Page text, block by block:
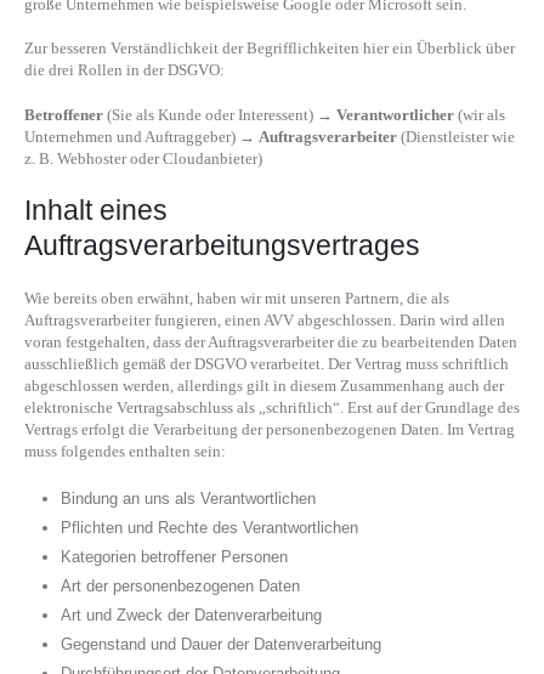
große Unternehmen wie beispielsweise Google oder Microsoft sein.
Zur besseren Verständlichkeit der Begrifflichkeiten hier ein Überblick über
die drei Rollen in der DSGVO:
Betroffener (Sie als Kunde oder Interessent) → Verantwortlicher (wir als
Unternehmen und Auftraggeber) → Auftragsverarbeiter (Dienstleister wie
z. B. Webhoster oder Cloudanbieter)
Inhalt eines
Auftragsverarbeitungsvertrages
Wie bereits oben erwähnt, haben wir mit unseren Partnern, die als
Auftragsverarbeiter fungieren, einen AVV abgeschlossen. Darin wird allen
voran festgehalten, dass der Auftragsverarbeiter die zu bearbeitenden Daten
ausschließlich gemäß der DSGVO verarbeitet. Der Vertrag muss schriftlich
abgeschlossen werden, allerdings gilt in diesem Zusammenhang auch der
elektronische Vertragsabschluss als „schriftlich“. Erst auf der Grundlage des
Vertrags erfolgt die Verarbeitung der personenbezogenen Daten. Im Vertrag
muss folgendes enthalten sein:
Bindung an uns als Verantwortlichen
Pflichten und Rechte des Verantwortlichen
Kategorien betroffener Personen
Art der personenbezogenen Daten
Art und Zweck der Datenverarbeitung
Gegenstand und Dauer der Datenverarbeitung